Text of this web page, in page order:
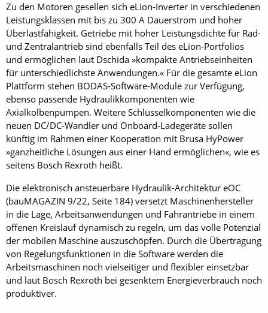
Zu den Motoren gesellen sich eLion-Inverter in verschiedenen
Leistungsklassen mit bis zu 300 A Dauerstrom und hoher
Überlastfähigkeit. Getriebe mit hoher Leistungsdichte für Rad-
und Zentralantrieb sind ebenfalls Teil des eLion-Portfolios
und ermöglichen laut Dschida »kompakte Antriebseinheiten
für unterschiedlichste Anwendungen.« Für die gesamte eLion
Plattform stehen BODAS-Software-Module zur Verfügung,
ebenso passende Hydraulikkomponenten wie
Axialkolbenpumpen. Weitere Schlüsselkomponenten wie die
neuen DC/DC-Wandler und Onboard-Ladegeräte sollen
künftig im Rahmen einer Kooperation mit Brusa Hy­Power
»ganzheitliche Lösungen aus einer Hand ermöglichen«, wie es
seitens Bosch Rexroth heißt.
Die elektronisch ansteuerbare Hydraulik-Architektur eOC
(bauMAGAZIN 9/22, Seite 184) versetzt Maschinenhersteller
in die Lage, Arbeitsanwendungen und Fahrantriebe in einem
offenen Kreislauf dynamisch zu regeln, um das volle Potenzial
der mobilen Maschine auszuschöpfen. Durch die Übertragung
von Regelungsfunktionen in die Software werden die
Arbeitsmaschinen noch vielsei­tiger und flexibler einsetzbar
und laut Bosch Rexroth bei gesenktem Energieverbrauch noch
produktiver.